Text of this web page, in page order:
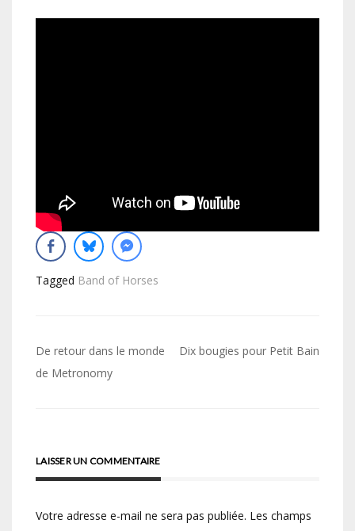
Tagged Band of Horses
Navigation
de
De retour dans le monde
de Metronomy
Dix bougies pour Petit Bain
LAISSER UN COMMENTAIRE
Votre adresse e-mail ne sera pas publiée. Les champs